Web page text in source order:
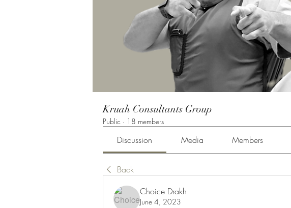
Kruah Consultants Group
Public · 18 members
Discussion Media Members
Back
Choice Drakh
June 4, 2023